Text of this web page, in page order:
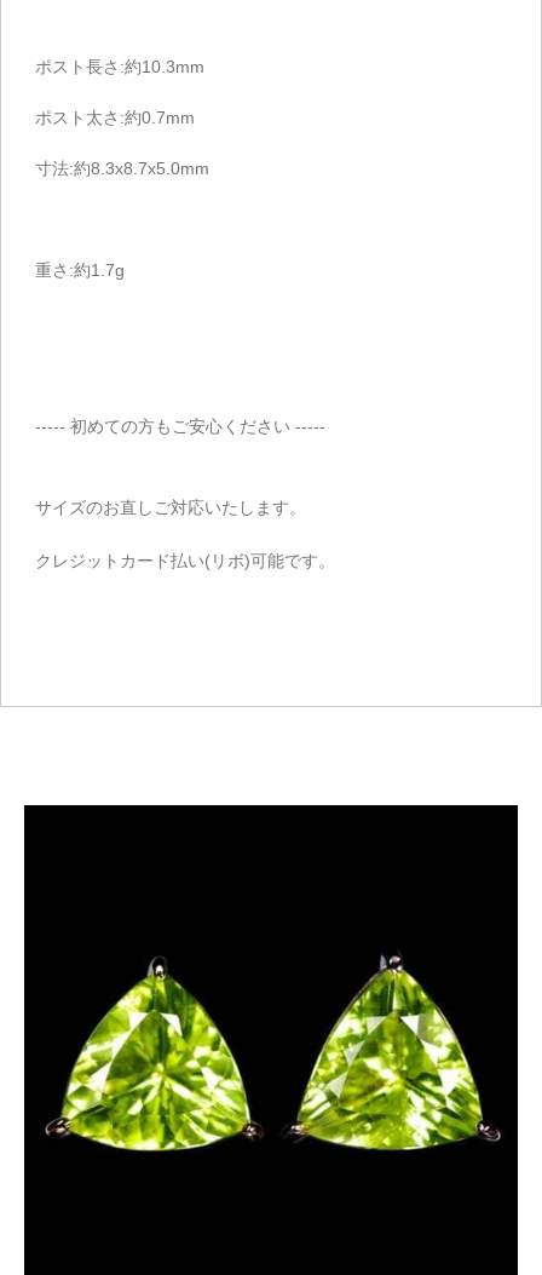
ポスト長さ:約10.3mm
ポスト太さ:約0.7mm
寸法:約8.3x8.7x5.0mm
重さ:約1.7g
----- 初めての方もご安心ください -----
サイズのお直しご対応いたします。
クレジットカード払い(リボ)可能です。